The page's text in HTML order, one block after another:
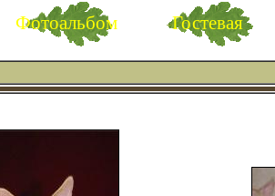
Фотоальбом Гостевая